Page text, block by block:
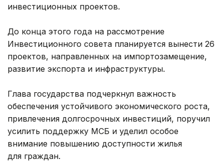
инвестиционных проектов.
До конца этого года на рассмотрение
Инвестиционного совета планируется вынести 26
проектов, направленных на импортозамещение,
развитие экспорта и инфраструктуры.
Глава государства подчеркнул важность
обеспечения устойчивого экономического роста,
привлечения долгосрочных инвестиций, поручил
усилить поддержку МСБ и уделил особое
внимание повышению доступности жилья
для граждан.